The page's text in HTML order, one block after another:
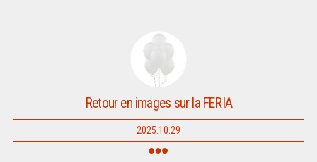
Retour en images sur la FERIA
2025.10.29